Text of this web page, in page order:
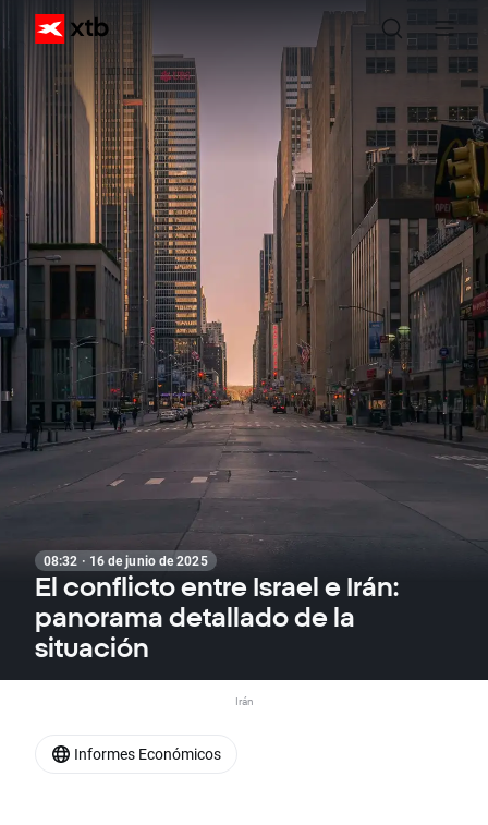
08:32 · 16 de junio de 2025
El conflicto entre Israel e Irán:
panorama detallado de la
situación
Irán
Informes Económicos